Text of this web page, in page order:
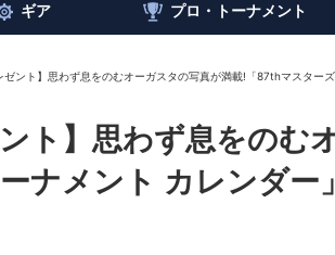
ギア プロ・トーナメント
ゼント】思わず息をのむオーガスタの写真が満載!「87thマスター
ント】思わず息をの
ナメント カレンダー